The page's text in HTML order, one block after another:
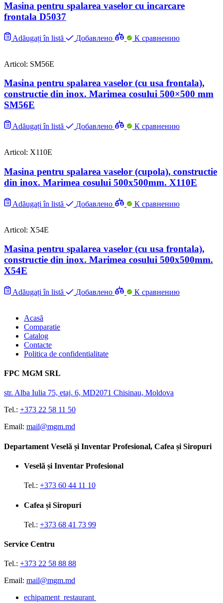
Masina pentru spalarea vaselor cu incarcare
frontala D5037
Adăugați în listă Добавлено К сравнению
Articol: SM56E
Masina pentru spalarea vaselor (cu usa frontala),
constructie din inox. Marimea cosului 500×500 mm
SM56E
Adăugați în listă Добавлено К сравнению
Articol: X110E
Masina pentru spalarea vaselor (cupola), constructie
din inox. Marimea cosului 500x500mm. X110E
Adăugați în listă Добавлено К сравнению
Articol: X54E
Masina pentru spalarea vaselor (cu usa frontala),
constructie din inox. Marimea cosului 500x500mm.
X54E
Adăugați în listă Добавлено К сравнению
Acasă
Comparatie
Catalog
Contacte
Politica de confidentialitate
FPC MGM SRL
str. Alba Iulia 75, etaj. 6, MD2071 Chisinau, Moldova
Tel.: +373 22 58 11 50
Email: mail@mgm.md
Departament Veselă și Inventar Profesional, Cafea și Siropuri
Veselă și Inventar Profesional
Tel.: +373 60 44 11 10
Cafea și Siropuri
Tel.: +373 68 41 73 99
Service Centru
Tel.: +373 22 58 88 88
Email: mail@mgm.md
echipament_restaurant